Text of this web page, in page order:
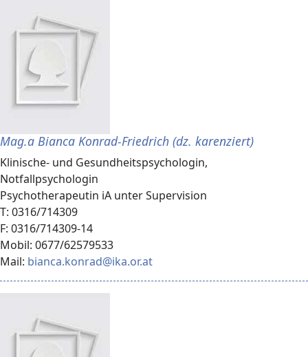
Mag.a Bianca Konrad-Friedrich (dz. karenziert)
Klinische- und Gesundheitspsychologin,
Notfallpsychologin
Psychotherapeutin iA unter Supervision
T: 0316/714309
F: 0316/714309-14
Mobil: 0677/62579533
Mail: bianca.konrad@ika.or.at